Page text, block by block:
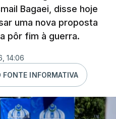
Bagaei, disse hoje
uma nova proposta
pôr fim à guerra.
14:06
INFORMATIVA